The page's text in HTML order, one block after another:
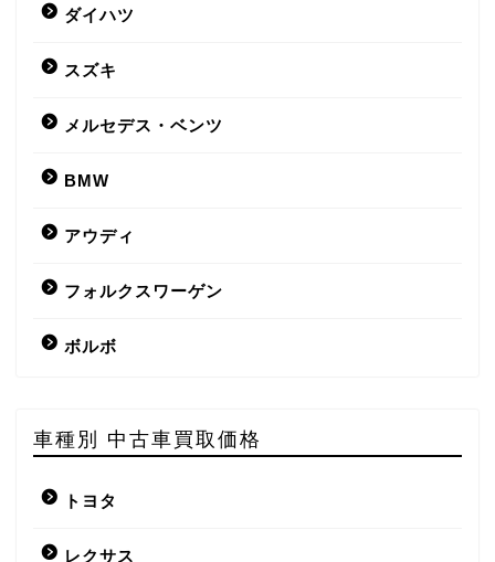
ダイハツ
スズキ
メルセデス・ベンツ
BMW
アウディ
フォルクスワーゲン
ボルボ
車種別 中古車買取価格
トヨタ
レクサス